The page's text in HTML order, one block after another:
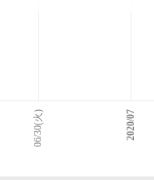
06/30(火) 2020/07